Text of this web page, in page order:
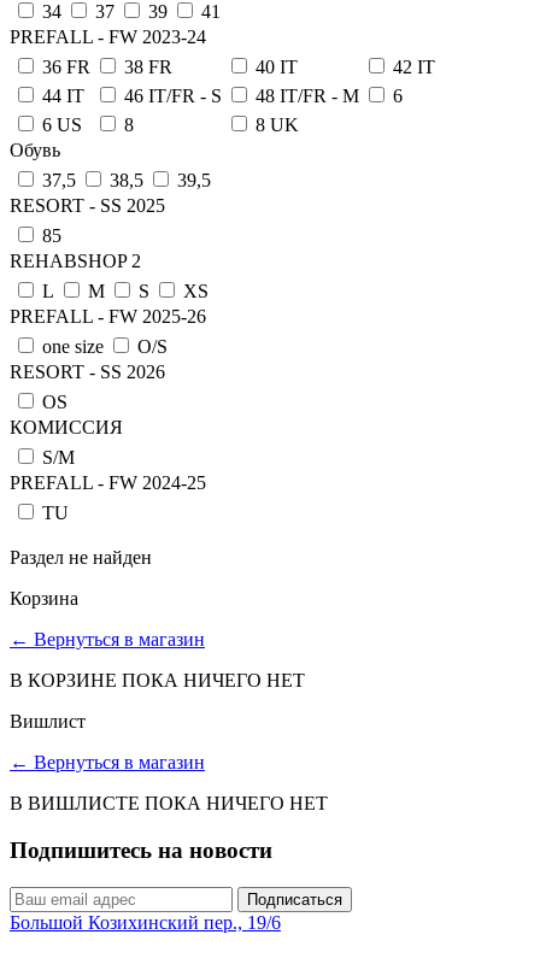
34
37 39
41
PREFALL - FW 2023-24
36 FR
38 FR 40 IT
42 IT
44 IT
46 IT/FR - S 48 IT/FR - M
6
6 US
8
8 UK
Обувь
37,5
38,5
39,5
RESORT - SS 2025
85
REHABSHOP 2
L
M S
XS
PREFALL - FW 2025-26
one size
О/S
RESORT - SS 2026
OS
КОМИССИЯ
S/M
PREFALL - FW 2024-25
TU
Раздел не найден
Корзина
← Вернуться в магазин
В КОРЗИНЕ ПОКА НИЧЕГО НЕТ
Вишлист
← Вернуться в магазин
В ВИШЛИСТЕ ПОКА НИЧЕГО НЕТ
Подпишитесь на новости
Подписаться
Большой Козихинский пер., 19/6